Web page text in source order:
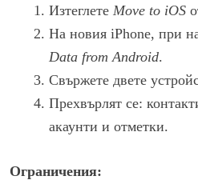
Изтеглете Move to iOS
На новия iPhone, при
Data from Android.
Свържете двете
Прехвърлят се:
акаунти и отметки.
Ограничения: